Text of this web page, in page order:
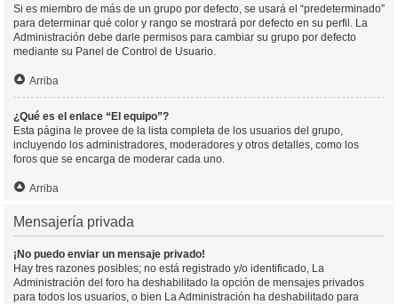
Si es miembro de más de un grupo por defecto, se usará el “predeterminado”
para determinar qué color y rango se mostrará por defecto en su perfil. La
Administración debe darle permisos para cambiar su grupo por defecto
mediante su Panel de Control de Usuario.
Arriba
¿Qué es el enlace “El equipo”?
Esta página le provee de la lista completa de los usuarios del grupo,
incluyendo los administradores, moderadores y otros detalles, como los
foros que se encarga de moderar cada uno.
Arriba
Mensajería privada
¡No puedo enviar un mensaje privado!
Hay tres razones posibles; no está registrado y/o identificado, La
Administración del foro ha deshabilitado la opción de mensajes privados
para todos los usuarios, o bien La Administración ha deshabilitado para